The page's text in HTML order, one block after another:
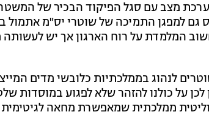
מצב עם סגל הפיקוד הבכיר של
גם למפגן התמיכה של שוטרי יס"מ אתמול
המלמדת על רוח הארגון אך יש לעשותה
לנהוג בממלכתיות כלובשי מדים
על כולנו להזהר שלא לפגוע במוסדות
ממלכתית שמאפשרת מחאה